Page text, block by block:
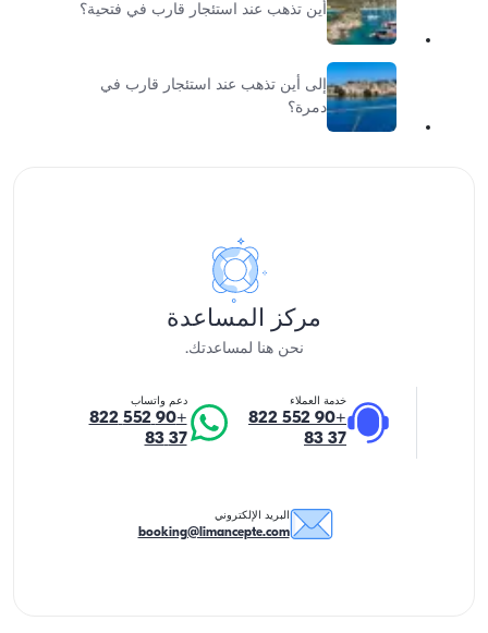
أين تذهب عند استئجار قارب في فتحية؟
إلى أين تذهب عند استئجار قارب في
دمرة؟
مركز المساعدة
نحن هنا لمساعدتك.
خدمة العملاء
+90 552 822
37 83
دعم واتساب
+90 552 822
37 83
البريد الإلكتروني
booking@limancepte.com